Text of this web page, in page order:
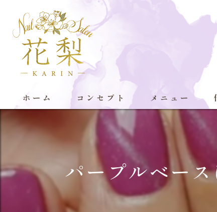
ホーム コンセプト メニュー
パープルベー